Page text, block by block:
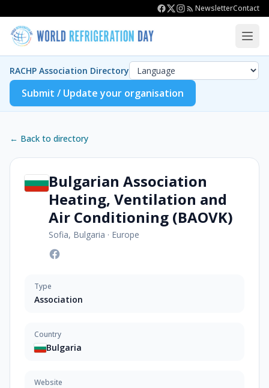
NewsletterContact
RACHP Association Directory
Submit / Update your organisation
← Back to directory
Bulgarian Association
Heating, Ventilation and
Air Conditioning (BAOVK)
Sofia, Bulgaria · Europe
Type
Association
Country
Bulgaria
Website